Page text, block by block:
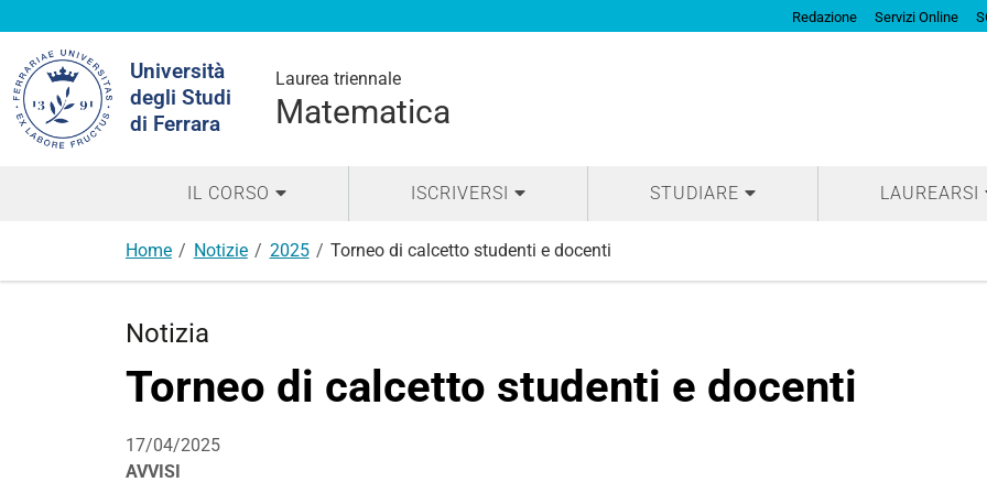
Redazione Servizi Online
Università
degli Studi
di Ferrara
Laurea triennale
Matematica
nel
sito
IL CORSO ISCRIVERSI STUDIARE LAUREARSI
Home Notizie 2025 Torneo di calcetto studenti e docenti
Notizia
Torneo di calcetto studenti e docenti
17/04/2025
AVVISI